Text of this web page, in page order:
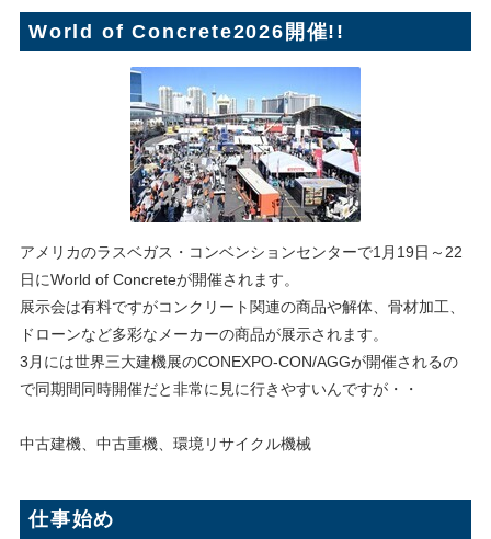
World of Concrete2026開催!!
アメリカのラスベガス・コンベンションセンターで1月19日～22
日にWorld of Concreteが開催されます。
展示会は有料ですがコンクリート関連の商品や解体、骨材加工、
ドローンなど多彩なメーカーの商品が展示されます。
3月には世界三大建機展のCONEXPO-CON/AGGが開催されるの
で同期間同時開催だと非常に見に行きやすいんですが・・
中古建機、中古重機、環境リサイクル機械
仕事始め